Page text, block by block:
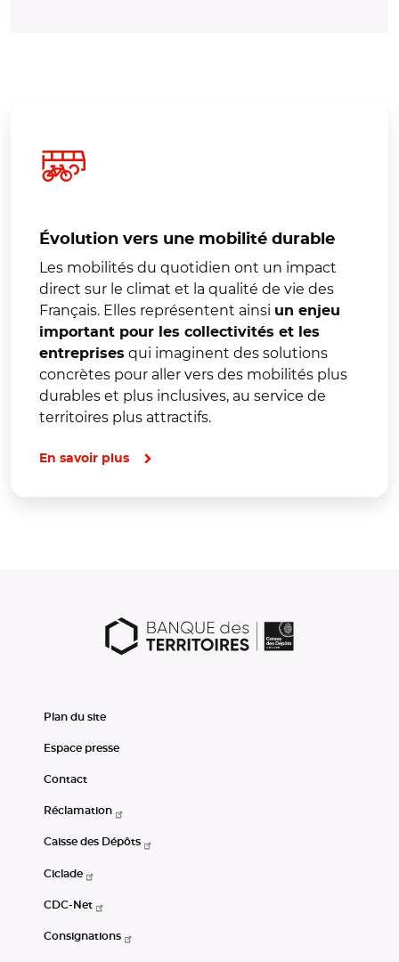
Évolution vers une mobilité durable
Les mobilités du quotidien ont un impact
direct sur le climat et la qualité de vie des
Français. Elles représentent ainsi un enjeu
important pour les collectivités et les
entreprises qui imaginent des solutions
concrètes pour aller vers des mobilités plus
durables et plus inclusives, au service de
territoires plus attractifs.
En savoir plus
Plan du site
Espace presse
Contact
Réclamation
Caisse des Dépôts
Ciclade
CDC-Net
Consignations